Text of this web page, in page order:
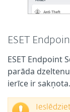
ESET
ESET Endpoint
parāda
ierīce ir sakņota.